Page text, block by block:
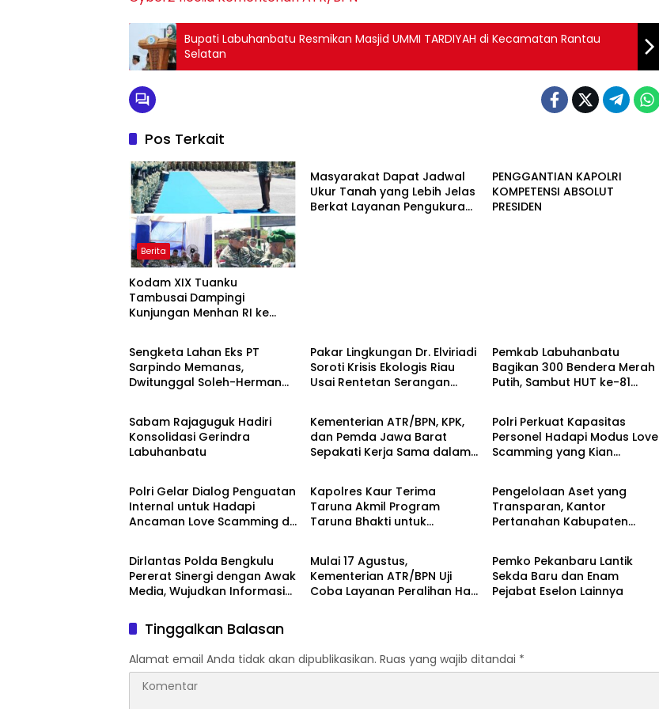
Bupati Labuhanbatu Resmikan Masjid UMMI TARDIYAH di Kecamatan Rantau
Selatan
Pos Terkait
Berita
Kodam XIX Tuanku
Tambusai Dampingi
Kunjungan Menhan RI ke
Satuan
Masyarakat Dapat Jadwal
Ukur Tanah yang Lebih Jelas
Berkat Layanan Pengukuran
PENGGANTIAN KAPOLRI
KOMPETENSI ABSOLUT
PRESIDEN
Berita
Sengketa Lahan Eks PT
Sarpindo Memanas,
Dwitunggal Soleh-Herman
Pakar Lingkungan Dr. Elviriadi
Soroti Krisis Ekologis Riau
Usai Rentetan Serangan
Beruang Terhadap Warga
Pemkab Labuhanbatu
Bagikan 300 Bendera Merah
Putih, Sambut HUT ke-81
Berita
Sabam Rajaguguk Hadiri
Konsolidasi Gerindra
Labuhanbatu
Berita
Kementerian ATR/BPN, KPK,
dan Pemda Jawa Barat
Sepakati Kerja Sama dalam
Daerah
Berita
Polri Perkuat Kapasitas
Personel Hadapi Modus Love
Scamming yang Kian
Berita
Polri Gelar Dialog Penguatan
Internal untuk Hadapi
Ancaman Love Scamming di
Berita
Kapolres Kaur Terima
Taruna Akmil Program
Taruna Bhakti untuk
Berita
Pengelolaan Aset yang
Transparan, Kantor
Pertanahan Kabupaten
Berita
Dirlantas Polda Bengkulu
Pererat Sinergi dengan Awak
Media, Wujudkan Informasi
Berkualitas
Berita
Mulai 17 Agustus,
Kementerian ATR/BPN Uji
Coba Layanan Peralihan Hak
Berita
Pemko Pekanbaru Lantik
Sekda Baru dan Enam
Pejabat Eselon Lainnya
Tinggalkan Balasan
Alamat email Anda tidak akan dipublikasikan. Ruas yang wajib ditandai *